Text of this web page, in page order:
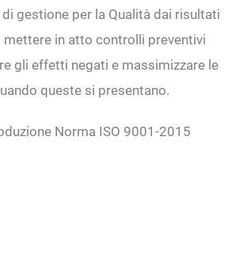
gestione per la Qualità dai risultati
mettere in atto controlli preventivi
gli effetti negati e massimizzare le
queste si presentano.
Norma ISO 9001-2015